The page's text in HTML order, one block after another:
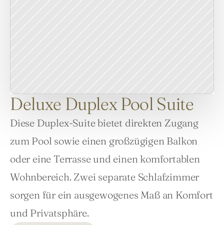
Deluxe Duplex Pool Suite
Diese Duplex-Suite bietet direkten Zugang
zum Pool sowie einen großzügigen Balkon
oder eine Terrasse und einen komfortablen
Wohnbereich. Zwei separate Schlafzimmer
sorgen für ein ausgewogenes Maß an Komfort
und Privatsphäre.